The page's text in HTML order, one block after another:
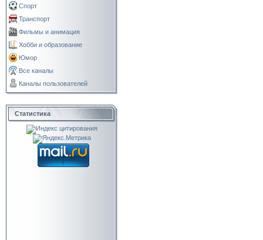
Спорт
Транспорт
Фильмы и анимация
Хобби и образование
Юмор
Все каналы
Каналы пользователей
Статистика